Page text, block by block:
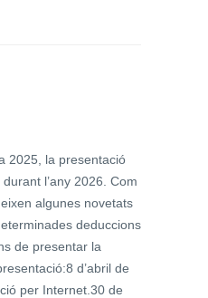
2025, la presentació
l’any 2026. Com
algunes novetats
deduccions
de presentar la
d’abril de
per Internet.30 de